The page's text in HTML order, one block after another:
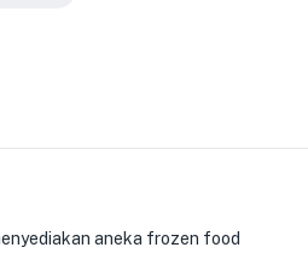
aneka frozen food